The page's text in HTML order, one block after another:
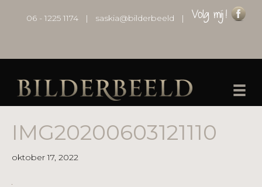
06 - 1225 1174 | saskia@bilderbeeld |
IMG20200603121110
oktober 17, 2022